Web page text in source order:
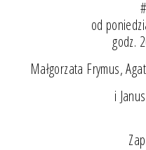
od
godz.
Małgorzata Frymus,
i